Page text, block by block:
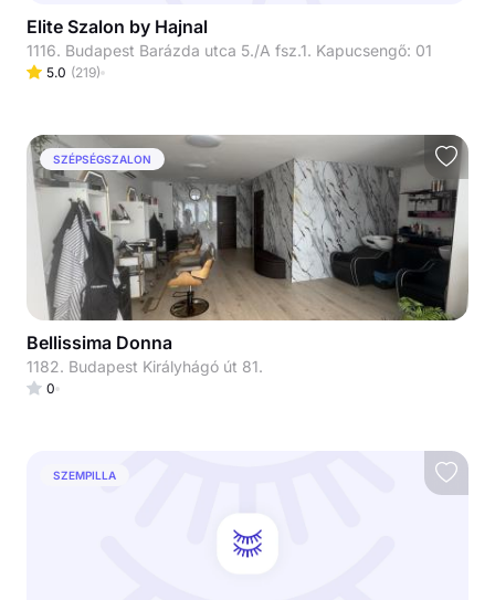
Elite Szalon by Hajnal
1116. Budapest Barázda utca 5./A fsz.1. Kapucsengő: 01
5.0 (219)
SZÉPSÉGSZALON
Bellissima Donna
1182. Budapest Királyhágó út 81.
0
SZEMPILLA